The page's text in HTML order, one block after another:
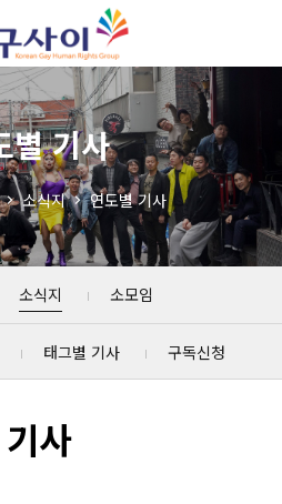
별 기사
소식지 연도별 기사
소식지 소모임
태그별 기사 구독신청
사